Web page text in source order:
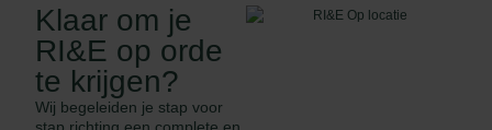
Klaar om je
RI&E op orde
te krijgen?
Wij begeleiden je stap voor
stap richting een complete en